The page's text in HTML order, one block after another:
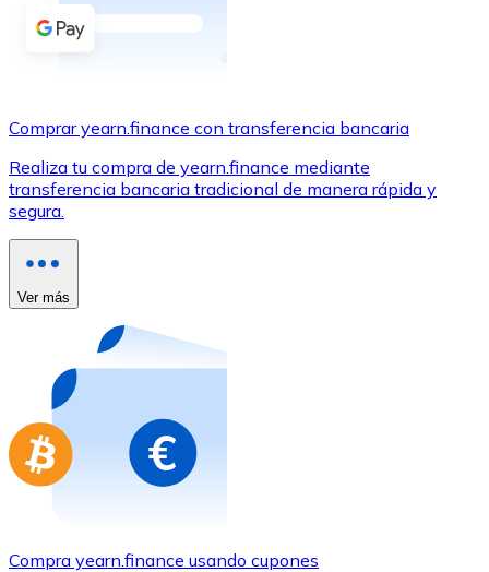
Transferencia SEPA
Tarjeta de crédito / débito
Utiliza tarjetas Visa y Mastercard para comprar
Comprar con tarjeta
Tienda - Tarjetas regalo
Nuevo
Compra tarjetas regalo de tus marcas favoritas con
Ir a la tienda de tarjetas regalo
Comprar yearn.finance con transferencia bancaria
Realiza tu compra de yearn.finance mediante
transferencia bancaria tradicional de manera rápida y
segura.
Ver más
Compra yearn.finance usando cupones